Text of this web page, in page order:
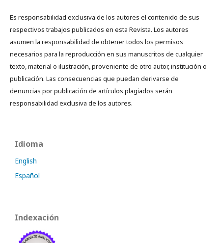
Es responsabilidad exclusiva de los autores el contenido de sus
respectivos trabajos publicados en esta Revista. Los autores
asumen la responsabilidad de obtener todos los permisos
necesarios para la reproducción en sus manuscritos de cualquier
texto, material o ilustración, proveniente de otro autor, institución o
publicación. Las consecuencias que puedan derivarse de
denuncias por publicación de artículos plagiados serán
responsabilidad exclusiva de los autores.
Idioma
English
Español
Indexación